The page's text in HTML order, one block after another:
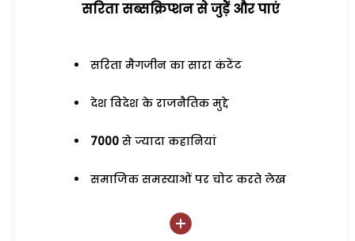
सरिता सब्सक्रिप्शन से जुड़ेें और पाएं
सरिता मैगजीन का सारा कंटेंट
देश विदेश के राजनैतिक मुद्दे
7000 से ज्यादा कहानियां
समाजिक समस्याओं पर चोट करते लेख